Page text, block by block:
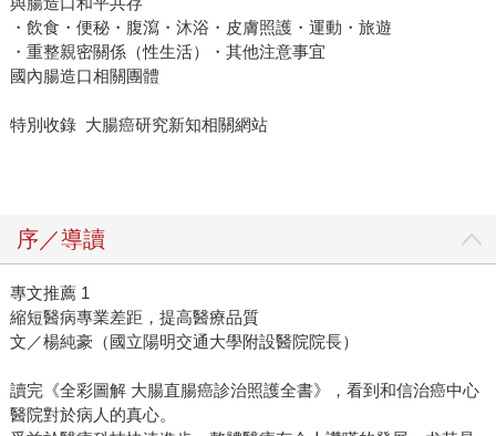
・飲食・便秘・腹瀉・沐浴・皮膚照護・運動・旅遊
・重整親密關係（性生活）・其他注意事宜
國內腸造口相關團體
特別收錄 大腸癌研究新知相關網站
序／導讀
專文推薦 1
縮短醫病專業差距，提高醫療品質
文／楊純豪（國立陽明交通大學附設醫院院長）
讀完《全彩圖解 大腸直腸癌診治照護全書》，看到和信治癌中心
醫院對於病人的真心。